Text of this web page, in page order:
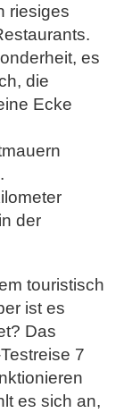
riesiges
es
die
Ecke
der
touristisch
ist es
Das
7
es sich an,